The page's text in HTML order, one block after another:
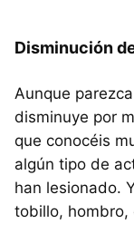
Disminución
Aunque
disminuye por
que conocéis
algún tipo de
han lesionado.
tobillo, hombro,